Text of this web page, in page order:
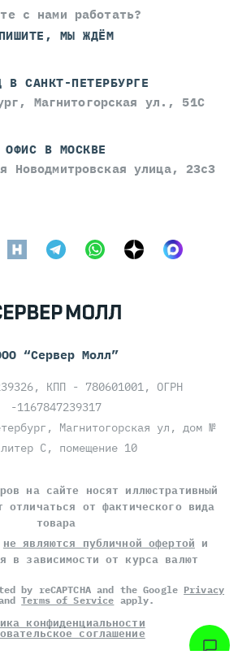
с нами работать?
ПИШИТЕ, МЫ ЖДЁМ
В САНКТ-ПЕТЕРБУРГЕ
Магнитогорская ул., 51С
ОФИС В МОСКВЕ
Новодмитровская улица, 23с3
“Сервер Молл”
КПП - 780601001, ОГРН
-1167847239317
Магнитогорская ул, дом №
С, помещение 10
на сайте носят иллюстративный
отличаться от фактического вида
товара
не являются публичной офертой и
в зависимости от курса валют
reCAPTCHA and the Google Privacy
Terms of Service apply.
конфиденциальности
соглашение